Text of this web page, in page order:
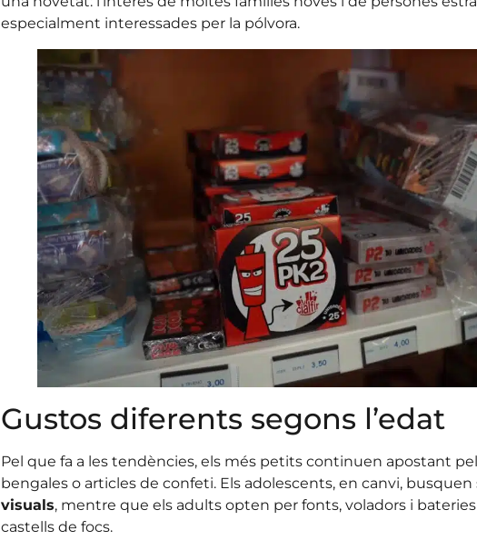
especialment interessades per la pólvora.
Gustos diferents segons l’edat
Pel que fa a les tendències, els més petits continuen apostant
bengales o articles de confeti. Els adolescents, en canvi,
visuals, mentre que els adults opten per fonts, voladors i
castells de focs.